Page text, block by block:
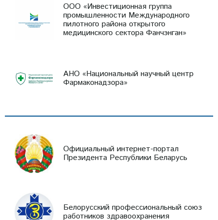
ООО «Инвестиционная группа
промышленности Международного
пилотного района открытого
медицинского сектора Фанчэнган»
АНО «Национальный научный центр
Фармаконадзора»
Официальный интернет-портал
Президента Республики Беларусь
Белорусский профессиональный союз
работников здравоохранения